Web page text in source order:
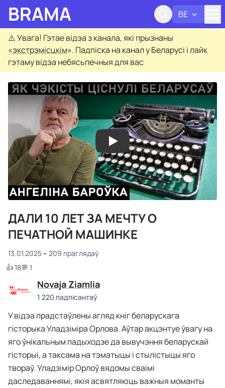
BRAMA BE
⚠️Увага! Гэтае відэа з канала, які прызнаны
«экстрэмісцкім». Падпіска на канал у Беларусі і лайк
гэтаму відэа небясьпечныя для вас
ДАЛИ 10 ЛЕТ ЗА МЕЧТУ О
ПЕЧАТНОЙ МАШИНКЕ
13.01.2025
209 праглядаў
👍 18💬 1
Novaja Ziamlia
1 220 падпісантаў
У відэа прадстаўлены агляд кніг беларускага
гісторыка Уладзіміра Орлова. Аўтар акцэнтуе ўвагу на
яго ўнікальным падыходзе да вывучэння беларускай
гісторыі, а таксама на тэматыцы і стылістыцы яго
твораў. Уладзімір Орлоў вядомы сваімі
даследаваннямі, якія асвятляюць важныя моманты